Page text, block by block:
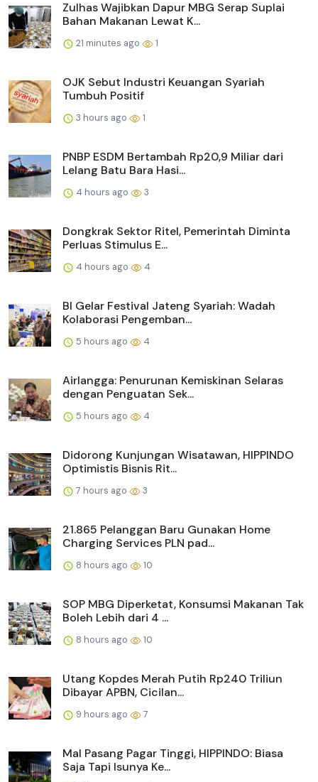
Zulhas Wajibkan Dapur MBG Serap Suplai
Bahan Makanan Lewat K...
21 minutes ago 1
OJK Sebut Industri Keuangan Syariah
Tumbuh Positif
3 hours ago 1
PNBP ESDM Bertambah Rp20,9 Miliar dari
Lelang Batu Bara Hasi...
4 hours ago 3
Dongkrak Sektor Ritel, Pemerintah Diminta
Perluas Stimulus E...
4 hours ago 4
BI Gelar Festival Jateng Syariah: Wadah
Kolaborasi Pengemban...
5 hours ago 4
Airlangga: Penurunan Kemiskinan Selaras
dengan Penguatan Sek...
5 hours ago 4
Didorong Kunjungan Wisatawan, HIPPINDO
Optimistis Bisnis Rit...
7 hours ago 3
21.865 Pelanggan Baru Gunakan Home
Charging Services PLN pad...
8 hours ago 10
SOP MBG Diperketat, Konsumsi Makanan Tak
Boleh Lebih dari 4 ...
8 hours ago 10
Utang Kopdes Merah Putih Rp240 Triliun
Dibayar APBN, Cicilan...
9 hours ago 7
Mal Pasang Pagar Tinggi, HIPPINDO: Biasa
Saja Tapi Isunya Ke...